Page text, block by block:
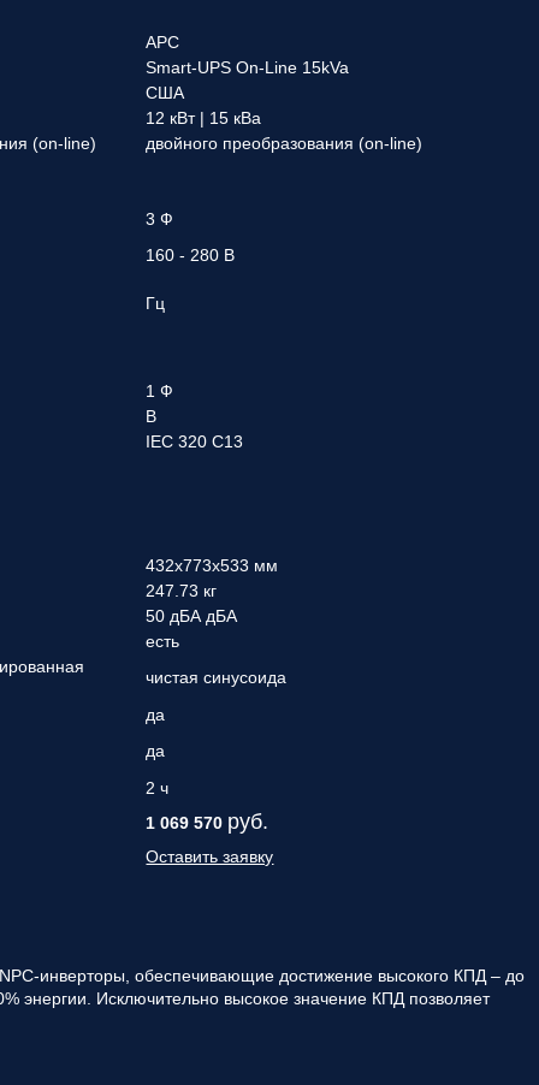
APC
Smart-UPS On-Line 15kVa
США
12 кВт | 15 кВа
(on-line)
двойного преобразования (on-line)
3 Ф
160 - 280 В
Гц
1 Ф
В
IEC 320 C13
432x773x533 мм
247.73 кг
50 дБА дБА
есть
чистая синусоида
да
да
2 ч
1 069 570 руб.
Оставить заявку
инверторы, обеспечивающие достижение высокого КПД – до
энергии. Исключительно высокое значение КПД позволяет